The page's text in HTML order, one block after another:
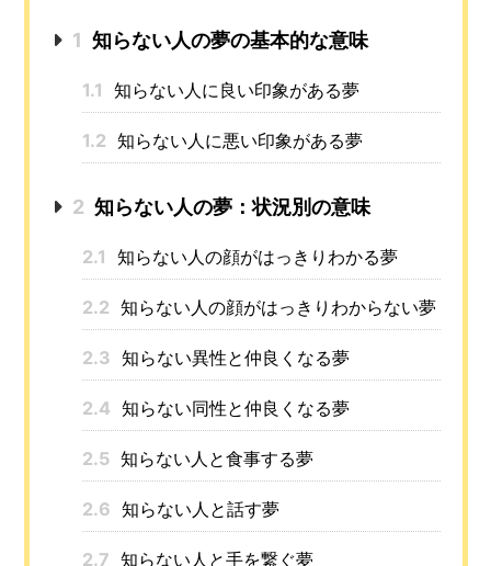
1 知らない人の夢の基本的な意味
1.1 知らない人に良い印象がある夢
1.2 知らない人に悪い印象がある夢
2 知らない人の夢：状況別の意味
2.1 知らない人の顔がはっきりわかる夢
2.2 知らない人の顔がはっきりわからない夢
2.3 知らない異性と仲良くなる夢
2.4 知らない同性と仲良くなる夢
2.5 知らない人と食事する夢
2.6 知らない人と話す夢
2.7 知らない人と手を繋ぐ夢